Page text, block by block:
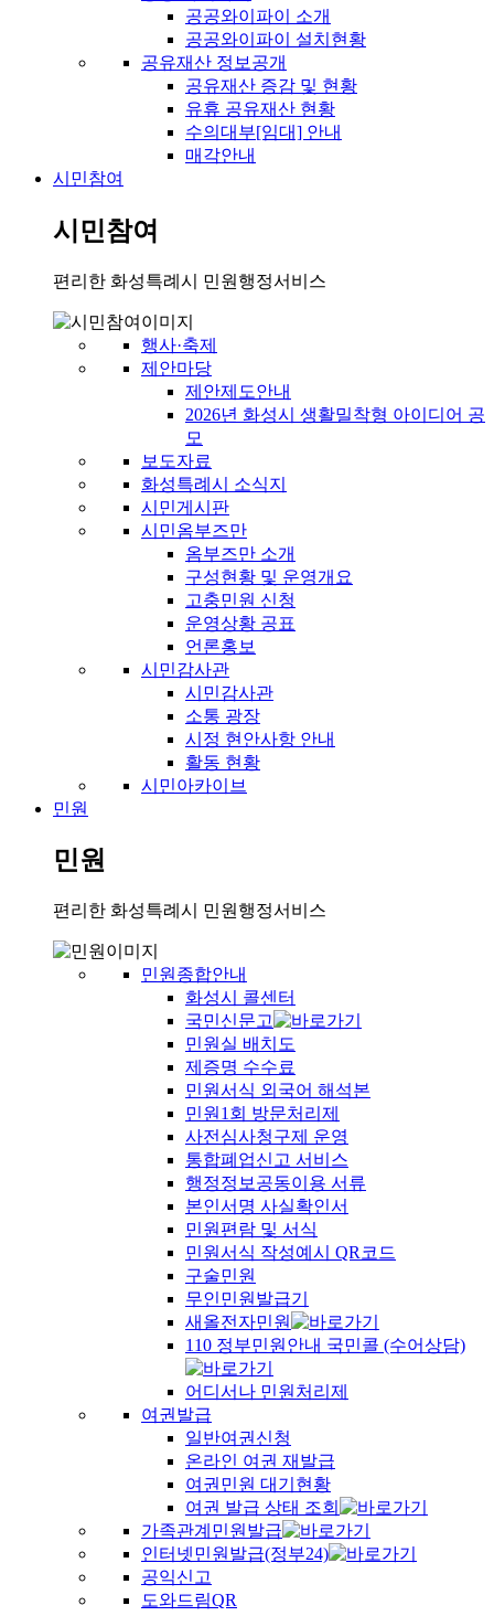
공공와이파이 소개
공공와이파이 설치현황
공유재산 정보공개
공유재산 증감 및 현황
유휴 공유재산 현황
수의대부[임대] 안내
매각안내
시민참여
시민참여
편리한 화성특례시 민원행정서비스
행사·축제
제안마당
제안제도안내
2026년 화성시 생활밀착형 아이디어 공
모
보도자료
화성특례시 소식지
시민게시판
시민옴부즈만
옴부즈만 소개
구성현황 및 운영개요
고충민원 신청
운영상황 공표
언론홍보
시민감사관
시민감사관
소통 광장
시정 현안사항 안내
활동 현황
시민아카이브
민원
민원
편리한 화성특례시 민원행정서비스
민원종합안내
화성시 콜센터
국민신문고
민원실 배치도
제증명 수수료
민원서식 외국어 해석본
민원1회 방문처리제
사전심사청구제 운영
통합폐업신고 서비스
행정정보공동이용 서류
본인서명 사실확인서
민원편람 및 서식
민원서식 작성예시 QR코드
구술민원
무인민원발급기
새올전자민원
110 정부민원안내 국민콜 (수어상담)
어디서나 민원처리제
여권발급
일반여권신청
온라인 여권 재발급
여권민원 대기현황
여권 발급 상태 조회
가족관계민원발급
인터넷민원발급(정부24)
공익신고
도와드림QR